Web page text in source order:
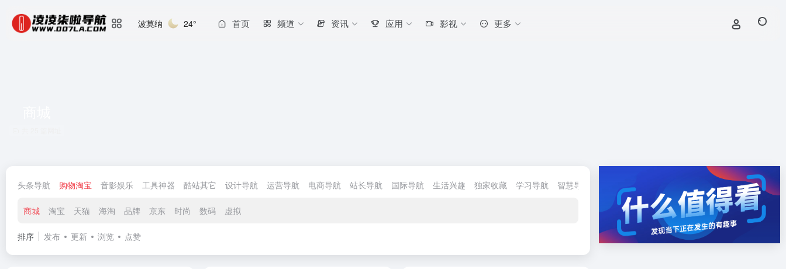
波莫纳 24° 首页 频道 资讯 应用 影视 更多
头条导航 购物淘宝 音影娱乐 工具神器 酷站其它 设计导航 运营导航 电商导航 站长导航 国际导航 生活兴趣 独家收藏 学习导航 智慧导航 地区导航
商城 淘宝 天猫 海淘 品牌 京东 时尚 数码 虚拟
排序 发布 更新 浏览 点赞